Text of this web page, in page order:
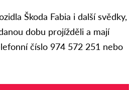
Škoda Fabia i další svědky,
dobu projížděli a mají
číslo 974 572 251 nebo